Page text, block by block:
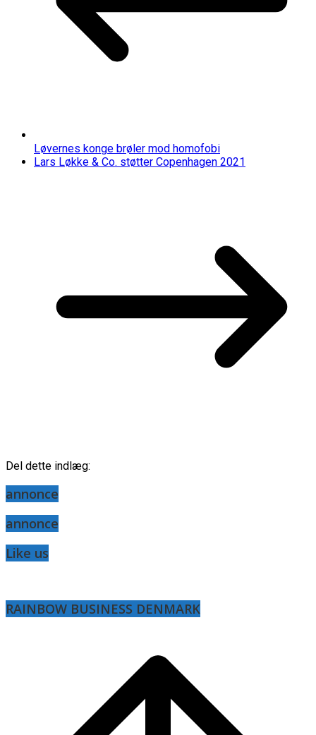
Løvernes konge brøler mod homofobi
Lars Løkke & Co. støtter Copenhagen 2021
Del dette indlæg:
annonce
annonce
Like us
RAINBOW BUSINESS DENMARK